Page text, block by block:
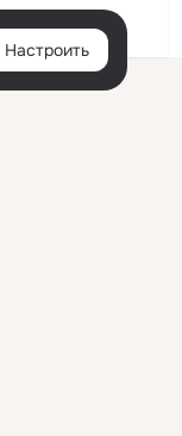
Настроить